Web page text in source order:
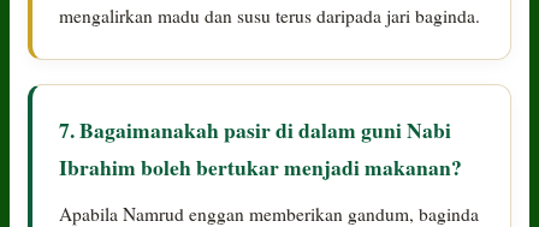
mengalirkan madu dan susu terus daripada jari baginda.
7. Bagaimanakah pasir di dalam guni Nabi
Ibrahim boleh bertukar menjadi makanan?
Apabila Namrud enggan memberikan gandum, baginda